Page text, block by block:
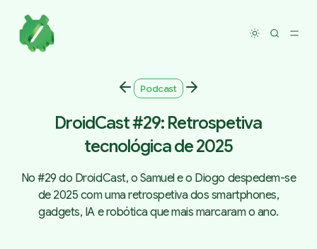
Toggle
Podcast
DroidCast #29: Retrospetiva
tecnológica de 2025
No #29 do DroidCast, o Samuel e o Diogo despedem-se
de 2025 com uma retrospetiva dos smartphones,
gadgets, IA e robótica que mais marcaram o ano.